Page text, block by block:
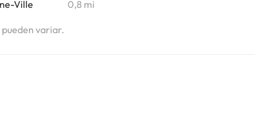
Ville 0,8 mi
variar.